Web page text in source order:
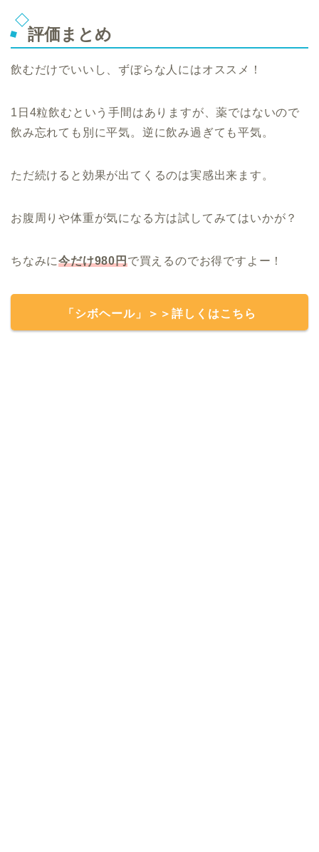
評価まとめ
飲むだけでいいし、ずぼらな人にはオススメ！
1日4粒飲むという手間はありますが、薬ではないので
飲み忘れても別に平気。逆に飲み過ぎても平気。
ただ続けると効果が出てくるのは実感出来ます。
お腹周りや体重が気になる方は試してみてはいかが？
ちなみに今だけ980円で買えるのでお得ですよー！
「シボヘール」＞＞詳しくはこちら